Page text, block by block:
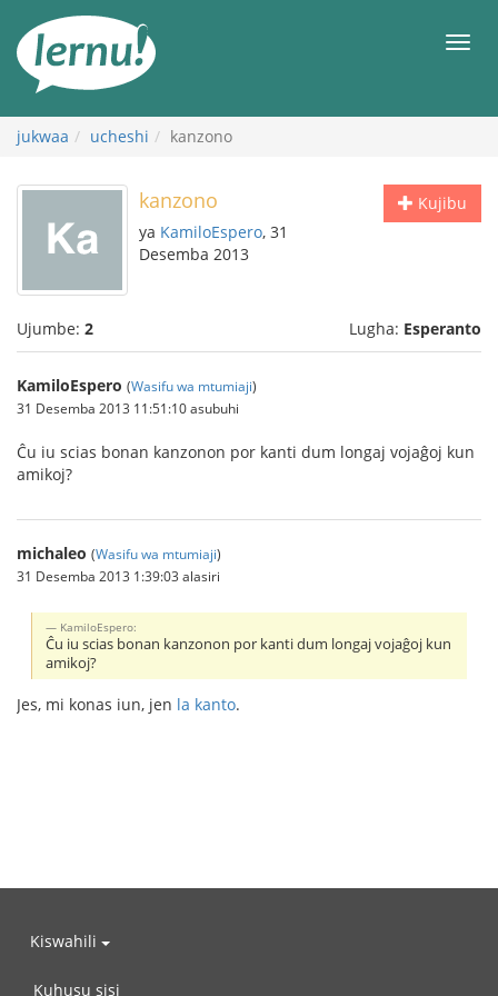
maudhui
jukwaa ucheshi kanzono
Kujibu
kanzono
ya KamiloEspero, 31
Desemba 2013
Ujumbe: 2 Lugha: Esperanto
KamiloEspero (Wasifu wa mtumiaji)
31 Desemba 2013 11:51:10 asubuhi
Ĉu iu scias bonan kanzonon por kanti dum longaj vojaĝoj kun
amikoj?
michaleo (Wasifu wa mtumiaji)
31 Desemba 2013 1:39:03 alasiri
KamiloEspero:
Ĉu iu scias bonan kanzonon por kanti dum longaj vojaĝoj kun
amikoj?
Jes, mi konas iun, jen la kanto.
Kiswahili
Kuhusu sisi